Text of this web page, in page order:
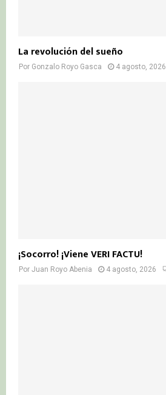
La revolución del sueño
Por Gonzalo Royo Gasca 4 agosto, 2026
¡Socorro! ¡Viene VERI FACTU!
Por Juan Royo Abenia 4 agosto, 2026